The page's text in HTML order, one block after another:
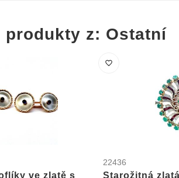
produkty z: Ostatní
ve zlatě s
22436
Starožitná